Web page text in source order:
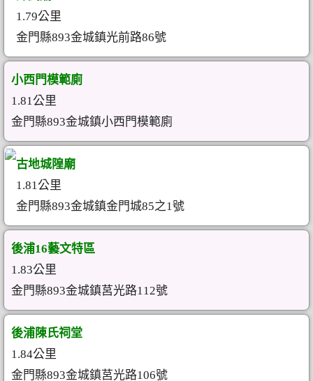
1.79公里
金門縣893金城鎮光前路86號
小西門模範廁
1.81公里
金門縣893金城鎮小西門模範廁
古地城隍廟
1.81公里
金門縣893金城鎮金門城85之1號
後浦16藝文特區
1.83公里
金門縣893金城鎮莒光路112號
後浦陳氏祠堂
1.84公里
金門縣893金城鎮莒光路106號